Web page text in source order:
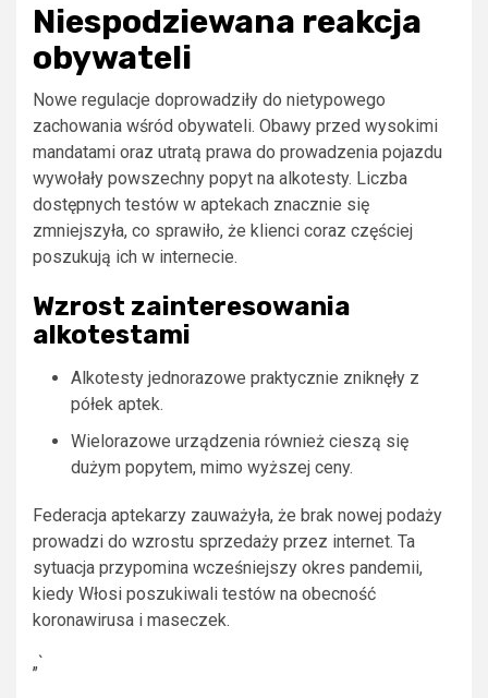
Niespodziewana reakcja
obywateli
Nowe regulacje doprowadziły do nietypowego
zachowania wśród obywateli. Obawy przed wysokimi
mandatami oraz utratą prawa do prowadzenia pojazdu
wywołały powszechny popyt na alkotesty. Liczba
dostępnych testów w aptekach znacznie się
zmniejszyła, co sprawiło, że klienci coraz częściej
poszukują ich w internecie.
Wzrost zainteresowania
alkotestami
Alkotesty jednorazowe praktycznie zniknęły z
półek aptek.
Wielorazowe urządzenia również cieszą się
dużym popytem, mimo wyższej ceny.
Federacja aptekarzy zauważyła, że brak nowej podaży
prowadzi do wzrostu sprzedaży przez internet. Ta
sytuacja przypomina wcześniejszy okres pandemii,
kiedy Włosi poszukiwali testów na obecność
koronawirusa i maseczek.
„`